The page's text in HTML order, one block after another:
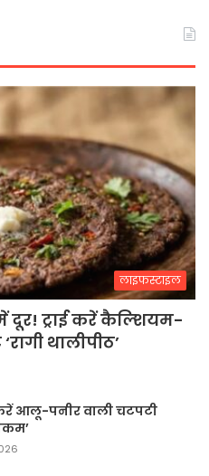
लाइफस्टाइल
दूर! ट्राई करें कैल्शियम-
थालीपीठ’
आलू-पनीर वाली चटपटी